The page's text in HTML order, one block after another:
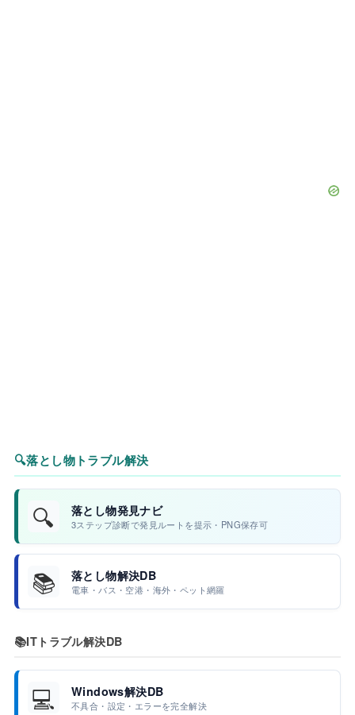
🔍落とし物トラブル解決
🔍 落とし物発見ナビ
3ステップ診断で発見ルートを提示・PNG保存可
📚 落とし物解決DB
電車・バス・空港・海外・ペット網羅
📚ITトラブル解決DB
💻 Windows解決DB
不具合・設定・エラーを完全解決